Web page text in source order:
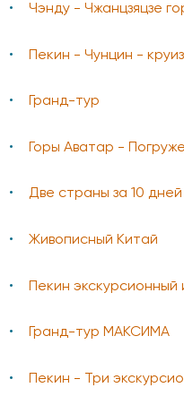
Чэнду - Чжанцзяцзе
Пекин - Чунцин -
Гранд-тур
Горы Аватар -
Две страны за 10
Живописный Китай
Пекин экскурсионный
Гранд-тур МАКСИМА
Пекин - Три